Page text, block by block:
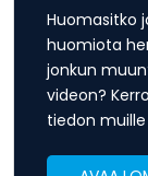
Huomasitko
huomiota
jonkun
videon?
tiedon